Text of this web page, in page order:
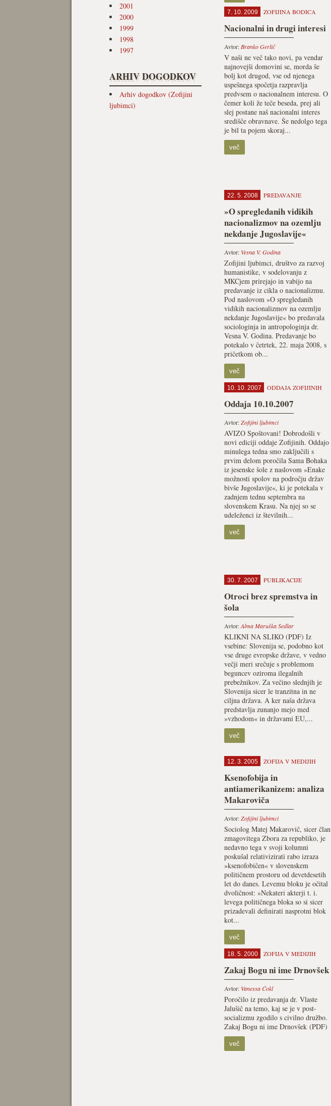
2001
2000
1999
1998
1997
ARHIV DOGODKOV
Arhiv dogodkov (Zofijini
ljubimci)
7. 10. 2009 ZOFIJINA BODICA
Nacionalni in drugi interesi
Avtor: Branko Gerlič
V naši ne več tako novi, pa vendar
najnovejši domovini se, morda še
bolj kot drugod, vse od njenega
uspešnega spočetja razpravlja
predvsem o nacionalnem interesu. O
čemer koli že teče beseda, prej ali
slej postane naš nacionalni interes
središče obravnave. Še nedolgo tega
je bil ta pojem skoraj...
več
22. 5. 2008 PREDAVANJE
»O spregledanih vidikih
nacionalizmov na ozemlju
nekdanje Jugoslavije«
Avtor: Vesna V. Godina
Zofijini ljubimci, društvo za razvoj
humanistike, v sodelovanju z
MKCjem prirejajo in vabijo na
predavanje iz cikla o nacionalizmu.
Pod naslovom »O spregledanih
vidikih nacionalizmov na ozemlju
nekdanje Jugoslavije« bo predavala
sociologinja in antropologinja dr.
Vesna V. Godina. Predavanje bo
potekalo v četrtek, 22. maja 2008, s
pričetkom ob...
več
10. 10. 2007 ODDAJA ZOFIJINIH
Oddaja 10.10.2007
Avtor:Zofijini ljubimci
AVIZO Spoštovani! Dobrodošli v
novi ediciji oddaje Zofijinih. Oddajo
minulega tedna smo zaključili s
prvim delom poročila Sama Bohaka
iz jesenske šole z naslovom »Enake
možnosti spolov na področju držav
bivše Jugoslavije«, ki je potekala v
zadnjem tednu septembra na
slovenskem Krasu. Na njej so se
udeleženci iz številnih...
več
30. 7. 2007 PUBLIKACIJE
Otroci brez spremstva in
šola
Avtor:Alma Maruška Sedlar
KLIKNI NA SLIKO (PDF) Iz
vsebine: Slovenija se, podobno kot
vse druge evropske države, v vedno
večji meri srečuje s problemom
beguncev oziroma ilegalnih
prebežnikov. Za večino slednjih je
Slovenija sicer le tranzitna in ne
ciljna država. A ker naša država
predstavlja zunanjo mejo med
»vzhodom« in državami EU,...
več
12. 3. 2005 ZOFIJA V MEDIJIH
Ksenofobija in
antiamerikanizem: analiza
Makaroviča
Avtor:Zofijini ljubimci
Sociolog Matej Makarovič, sicer član
zmagovitega Zbora za republiko, je
nedavno tega v svoji kolumni
poskušal relativizirati rabo izraza
»ksenofobičen« v slovenskem
političnem prostoru od devetdesetih
let do danes. Levemu bloku je očital
dvoličnost: »Nekateri akterji t. i.
levega političnega bloka so si sicer
prizadevali definirati nasprotni blok
kot...
več
18. 5. 2000 ZOFIJA V MEDIJIH
Zakaj Bogu ni ime Drnovšek
Avtor: Vanessa Čokl
Poročilo iz predavanja dr. Vlaste
Jalušič na temo, kaj se je v post-
socializmu zgodilo s civilno družbo.
Zakaj Bogu ni ime Drnovšek (PDF)
več